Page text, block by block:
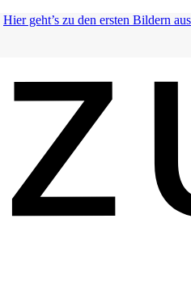
Hier geht’s zu den ersten Bildern